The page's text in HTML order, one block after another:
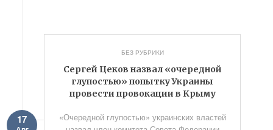
БЕЗ РУБРИКИ
Сергей Цеков назвал «очередной
глупостью» попытку Украины
провести провокации в Крыму
17
«Очередной глупостью» украинских властей